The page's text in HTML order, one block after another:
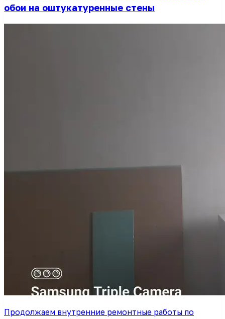
обои на оштукатуренные стены
Продолжаем внутренние ремонтные работы по